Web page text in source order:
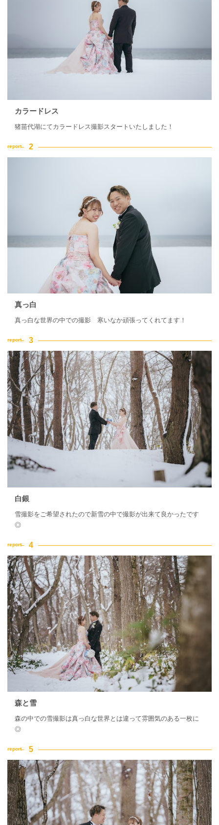
カラードレス
猪苗代湖にてカラードレス撮影スタートいたしました！
真っ白
真っ白な世界の中での撮影 寒いなか頑張ってくれてます！
白銀
雪撮影をご希望されたので新雪の中で撮影が出来て良かったです
◎
森と雪
森の中での雪撮影は真っ白な世界とは違って雰囲気のある一枚に
◎